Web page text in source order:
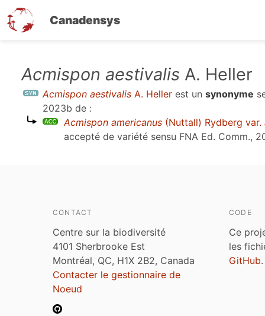
Canadensys
contenu
Acmispon aestivalis A. Heller
Acmispon aestivalis A. Heller est un synonyme
2023b de :
Acmispon americanus (Nuttall) Rydberg var.
accepté de variété sensu FNA Ed. Comm.,
CONTACT
Centre sur la biodiversité
4101 Sherbrooke Est
Montréal, QC, H1X 2B2, Canada
Contacter le gestionnaire de
Noeud
CODE
Ce
les
GitHub.